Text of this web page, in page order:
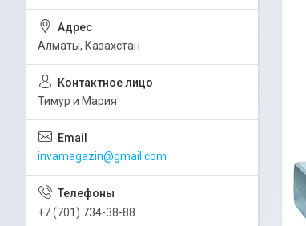
Алматы, Казахстан
Тимур и Мария
invamagazin@gmail.com
+7 (701) 734-38-88